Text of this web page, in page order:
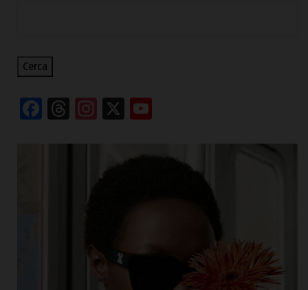
Cerca
Facebook
Threads
Instagram
X